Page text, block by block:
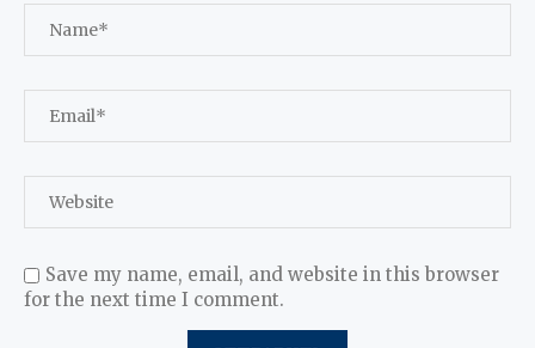
Save my name, email, and website in this browser
for the next time I comment.